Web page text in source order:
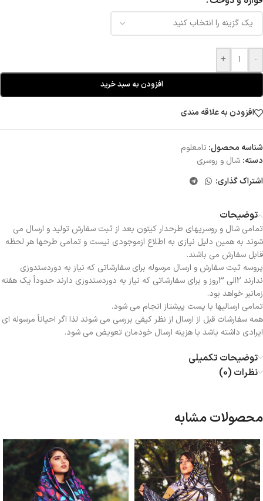
-
+
افزودن به سبد خرید
افزودن به علاقه مندی
شناسه محصول: نامعلوم
دسته: شال و روسری
اشتراک گذاری:
توضیحات
تمامی شال و روسریهای طرحدار کیتون بعد از ثبت سفارش تولید و ارسال می
شوند به همین دلیل نیازی به اطلاع ازموجودی نیست و تمامی طرحها هر لحظه
قابل سفارش می باشند.
پروسه ثبت سفارش و ارسال مرسوله برای سفارشاتی که نیاز به دوردستدوزی
ندارند 2الی 3روز و برای سفارشاتی که نیاز به دوردستدوزی دارند حدوداً یک هفته
زمانبر خواهد بود.
تمامی ارسالیها با پست پیشتاز انجام می شود.
همه سفارشات قبل از ارسال از نظر کیفی بررسی می شوند لذا اگر احیاناً مرسوله ای
ایرادی داشته باشد با هزینه ارسال خودمان تعویض می شود.
توضیحات تکمیلی
نظرات (0)
محصولات مشابه